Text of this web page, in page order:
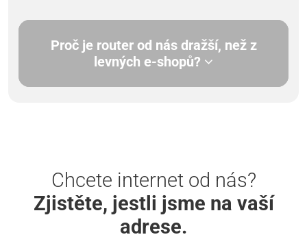
Proč je router od nás dražší, než z
levných e-shopů?
Chcete internet od nás?
Zjistěte, jestli jsme na vaší
adrese.